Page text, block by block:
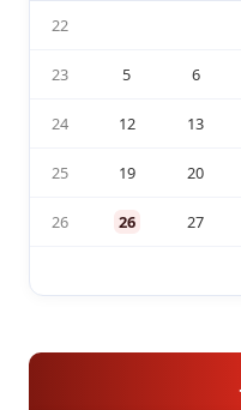
22
23 5 6
24 12 13
25 19 20
26 26 27